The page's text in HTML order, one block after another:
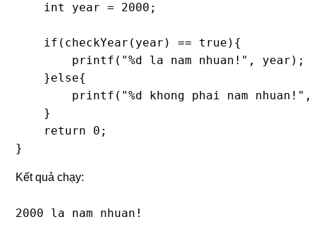
    int year = 2000;
    if(checkYear(year) == true){
    }else{
    }
    return 0;
}
Kết quả chạy:
2000 la nam nhuan!